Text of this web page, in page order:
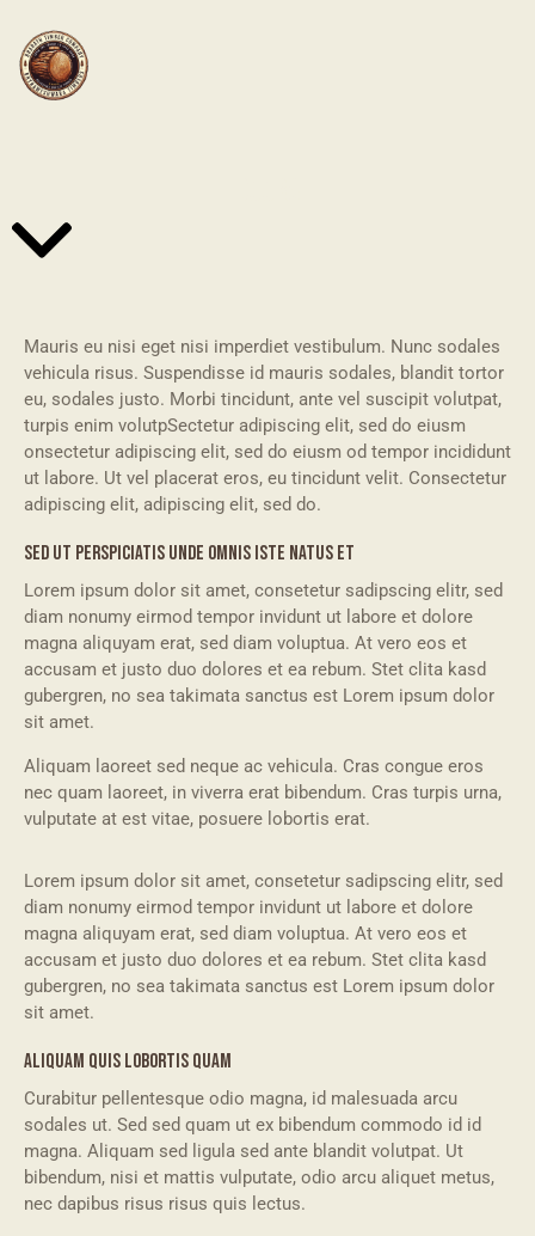
Mauris eu nisi eget nisi imperdiet vestibulum. Nunc sodales
vehicula risus. Suspendisse id mauris sodales, blandit tortor
eu, sodales justo. Morbi tincidunt, ante vel suscipit volutpat,
turpis enim volutpSectetur adipiscing elit, sed do eiusm
onsectetur adipiscing elit, sed do eiusm od tempor incididunt
ut labore. Ut vel placerat eros, eu tincidunt velit. Consectetur
adipiscing elit, adipiscing elit, sed do.
SED UT PERSPICIATIS UNDE OMNIS ISTE NATUS ET
Lorem ipsum dolor sit amet, consetetur sadipscing elitr, sed
diam nonumy eirmod tempor invidunt ut labore et dolore
magna aliquyam erat, sed diam voluptua. At vero eos et
accusam et justo duo dolores et ea rebum. Stet clita kasd
gubergren, no sea takimata sanctus est Lorem ipsum dolor
sit amet.
Aliquam laoreet sed neque ac vehicula. Cras congue eros
nec quam laoreet, in viverra erat bibendum. Cras turpis urna,
vulputate at est vitae, posuere lobortis erat.
Lorem ipsum dolor sit amet, consetetur sadipscing elitr, sed
diam nonumy eirmod tempor invidunt ut labore et dolore
magna aliquyam erat, sed diam voluptua. At vero eos et
accusam et justo duo dolores et ea rebum. Stet clita kasd
gubergren, no sea takimata sanctus est Lorem ipsum dolor
sit amet.
ALIQUAM QUIS LOBORTIS QUAM
Curabitur pellentesque odio magna, id malesuada arcu
sodales ut. Sed sed quam ut ex bibendum commodo id id
magna. Aliquam sed ligula sed ante blandit volutpat. Ut
bibendum, nisi et mattis vulputate, odio arcu aliquet metus,
nec dapibus risus risus quis lectus.